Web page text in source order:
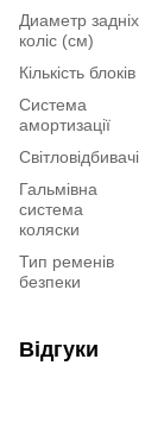
Диаметр задніх
коліс (см)
Кількість блоків
Система
амортизації
Світловідбивачі
Гальмівна
система
коляски
Тип ременів
безпеки
Відгуки